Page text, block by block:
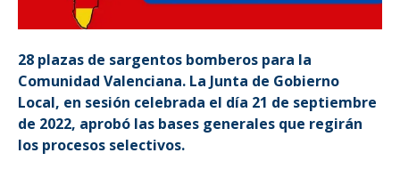
28 plazas de sargentos bomberos para la
Comunidad Valenciana. La Junta de Gobierno
Local, en sesión celebrada el día 21 de septiembre
de 2022, aprobó las bases generales que regirán
los procesos selectivos.